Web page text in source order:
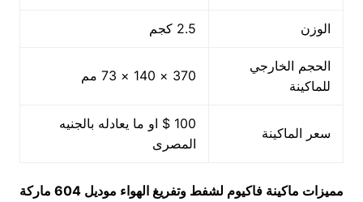
الوزن 2.5 كجم
الحجم الخارجي
للماكينة
370 × 140 × 73 مم
سعر الماكينة
100 $ او ما يعادله بالجنيه
المصرى
مميزات ماكينة فاكيوم لشفط وتفريغ الهواء موديل 604
ماركة